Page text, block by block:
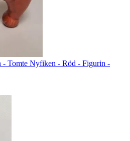
- Tomte Nyfiken - Röd - Figurin -